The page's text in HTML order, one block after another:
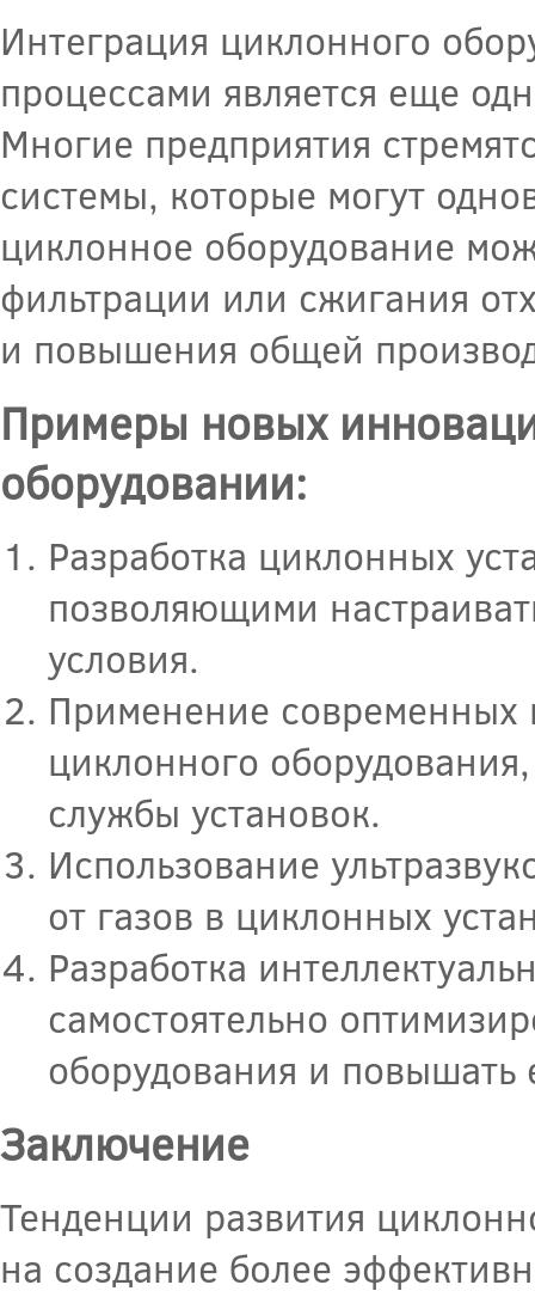
Интеграция циклонного
процессами является еще
Многие предприятия
системы, которые могут
циклонное оборудование
фильтрации или сжигания
и повышения общей
Примеры новых
оборудовании:
Разработка циклонных
позволяющими
условия.
Применение современных
циклонного
службы установок.
Использование
от газов в циклонных
Разработка
самостоятельно
оборудования и повышать
Заключение
Тенденции развития
на создание более